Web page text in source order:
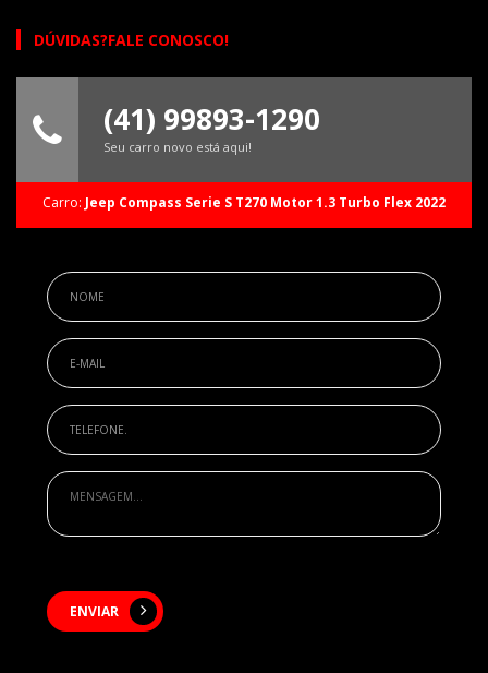
DÚVIDAS?FALE CONOSCO!
(41) 99893-1290
Seu carro novo está aqui!
Carro: Jeep Compass Serie S T270 Motor 1.3 Turbo Flex 2022
ENVIAR